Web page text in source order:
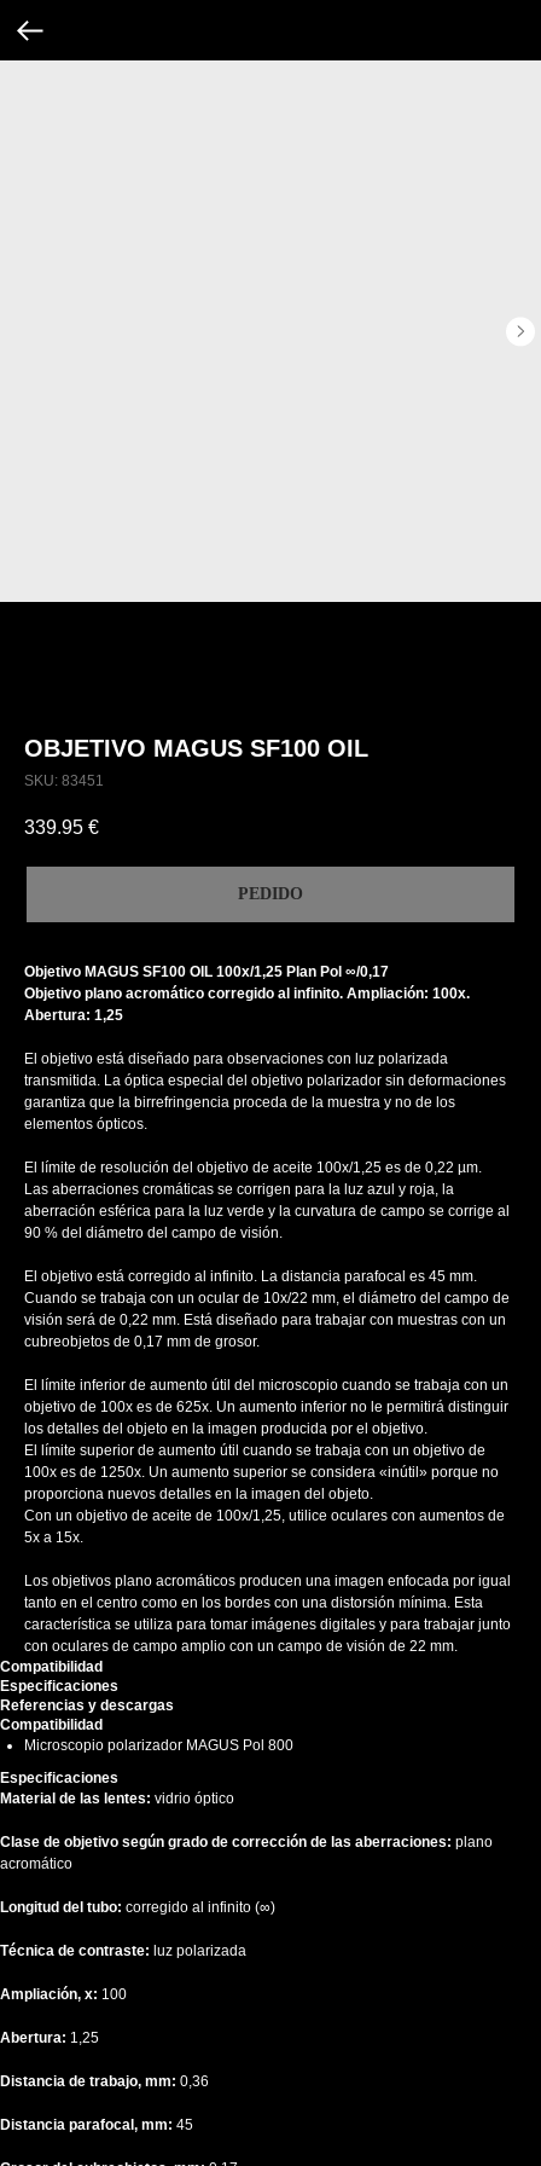
OBJETIVO MAGUS SF100 OIL
SKU: 83451
339.95 €
PEDIDO
Objetivo MAGUS SF100 OIL 100х/1,25 Plan Pol ∞/0,17
Objetivo plano acromático corregido al infinito. Ampliación: 100x.
Abertura: 1,25
El objetivo está diseñado para observaciones con luz polarizada
transmitida. La óptica especial del objetivo polarizador sin deformaciones
garantiza que la birrefringencia proceda de la muestra y no de los
elementos ópticos.
El límite de resolución del objetivo de aceite 100х/1,25 es de 0,22 µm.
Las aberraciones cromáticas se corrigen para la luz azul y roja, la
aberración esférica para la luz verde y la curvatura de campo se corrige al
90 % del diámetro del campo de visión.
El objetivo está corregido al infinito. La distancia parafocal es 45 mm.
Cuando se trabaja con un ocular de 10x/22 mm, el diámetro del campo de
visión será de 0,22 mm. Está diseñado para trabajar con muestras con un
cubreobjetos de 0,17 mm de grosor.
El límite inferior de aumento útil del microscopio cuando se trabaja con un
objetivo de 100х es de 625x. Un aumento inferior no le permitirá distinguir
los detalles del objeto en la imagen producida por el objetivo.
El límite superior de aumento útil cuando se trabaja con un objetivo de
100х es de 1250x. Un aumento superior se considera «inútil» porque no
proporciona nuevos detalles en la imagen del objeto.
Con un objetivo de aceite de 100x/1,25, utilice oculares con aumentos de
5x a 15x.
Los objetivos plano acromáticos producen una imagen enfocada por igual
tanto en el centro como en los bordes con una distorsión mínima. Esta
característica se utiliza para tomar imágenes digitales y para trabajar junto
con oculares de campo amplio con un campo de visión de 22 mm.
Compatibilidad
Especificaciones
Referencias y descargas
Compatibilidad
Microscopio polarizador MAGUS Pol 800
Especificaciones
Material de las lentes: vidrio óptico
Clase de objetivo según grado de corrección de las aberraciones: plano
acromático
Longitud del tubo: corregido al infinito (∞)
Técnica de contraste: luz polarizada
Ampliación, x: 100
Abertura: 1,25
Distancia de trabajo, mm: 0,36
Distancia parafocal, mm: 45